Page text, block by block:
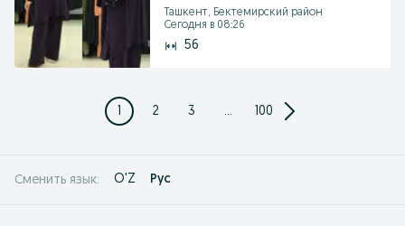
Ташкент, Бектемирский район
Сегодня в 08:26
56
1 2 3 ... 100
Сменить язык: O'Z Рус